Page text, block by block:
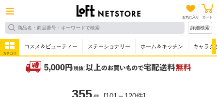
お気に入り カート
詳細検索
カテゴリ
コスメ＆ビューティー ステーショナリー ホーム＆キッチン キャラク
355